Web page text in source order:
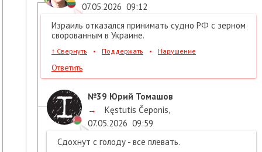
07.05.2026 09:12
Израиль отказался принимать судно РФ с зерном
сворованным в Украине.
↑ Свернуть • Поддержать • Нарушение
Ответить
№39 Юрий Томашов
→
Kęstutis Čeponis,
07.05.2026 09:59
Сдохнут с голоду - все плевать.